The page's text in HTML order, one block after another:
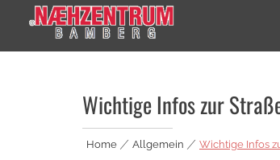
Familientradition seit 1925
Wichtige Infos zur
Home|Allgemein|Wichtige Infos